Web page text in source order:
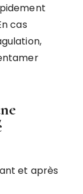
cas
et après